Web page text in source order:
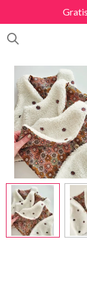
direct
naar
hoofdinhoud